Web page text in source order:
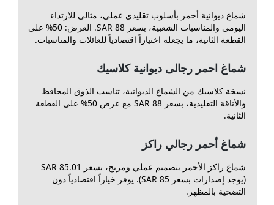
شماغ ديوانية أحمر بأسلوب تقليدي عملي، مثالي للارتداء
اليومي والمناسبات الشعبية، بسعر 88 SAR. العرض: 50% على
القطعة الثانية، ما يجعله اختياراً اقتصادياً للعائلات والمناسبات.
شماغ احمر رجالى ديوانية كلاسيك
نسخة كلاسيك من الشماغ الديوانية، تناسب الذوق المحافظ
والأناقة التقليدية، بسعر 88 SAR مع عرض 50% على القطعة
الثانية.
شماغ أحمر رجالي راكز
شماغ راكز الأحمر بتصميم عملي ومريح، بسعر 85.01 SAR
(يوجد إصدارات بسعر 85 SAR). يوفر خياراً اقتصادياً دون
التضحية بالمظهر.